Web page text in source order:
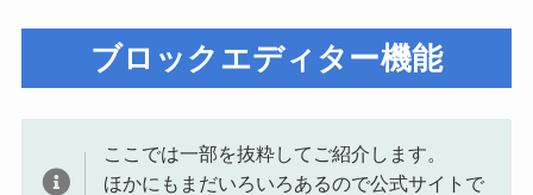
ブロックエディター機能
ここでは一部を抜粋してご紹介します。
ほかにもまだいろいろあるので公式サイトで